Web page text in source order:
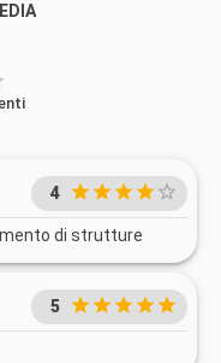
4
di strutture
5